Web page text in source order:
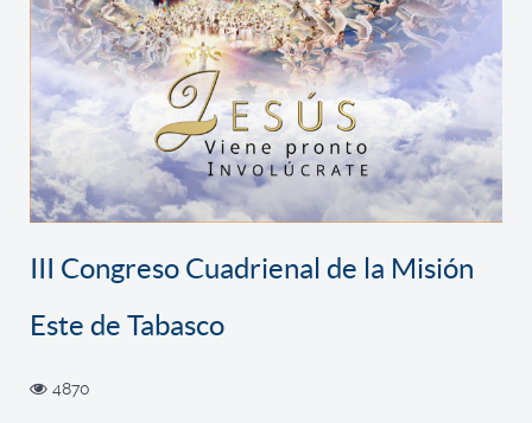
III Congreso Cuadrienal de la Misión
Este de Tabasco
4870